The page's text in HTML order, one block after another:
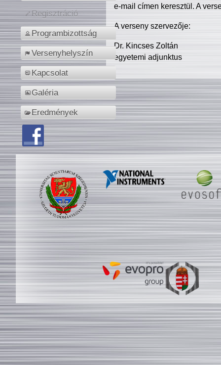
Regisztráció
Programbizottság
Versenyhelyszín
Kapcsolat
Galéria
Eredmények
e-mail címen keresztül. A
A verseny szervezője:
Dr. Kincses Zoltán
egyetemi adjunktus